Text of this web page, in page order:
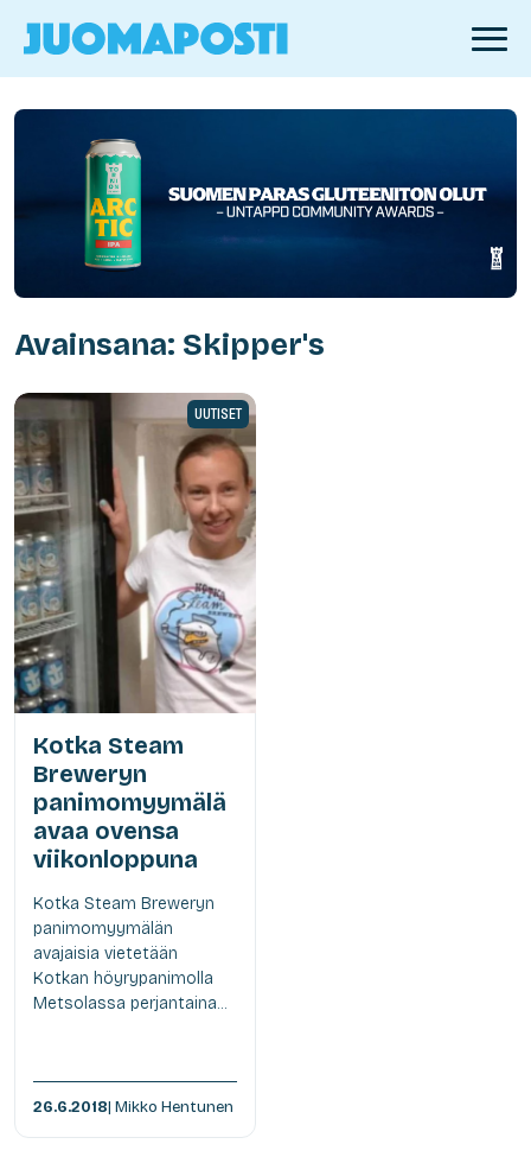
Avainsana: Skipper's
UUTISET
Kotka Steam
Breweryn
panimomyymälä
avaa ovensa
viikonloppuna
Kotka Steam Breweryn
panimomyymälän
avajaisia vietetään
Kotkan höyrypanimolla
Metsolassa perjantaina...
26.6.2018| Mikko Hentunen